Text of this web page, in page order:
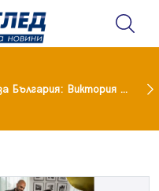
Голям успех за България: Виктория Ангелова грабна световна титла в тройния скок